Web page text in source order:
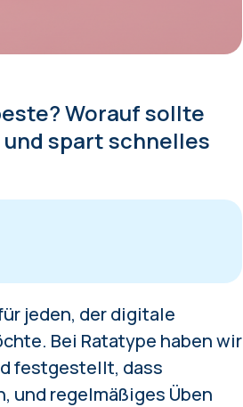
Worauf sollte
spart schnelles
Maschinenschreibens
des
jeden, der digitale
Bei Ratatype haben wir
festgestellt, dass
und regelmäßiges Üben